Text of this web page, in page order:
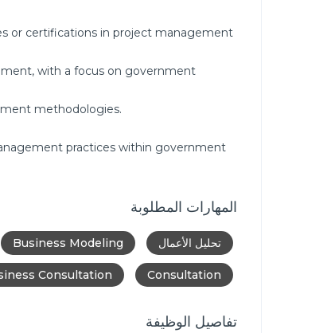
or certifications in project management
with a focus on government
methodologies.
practices within government
المهارات المطلوبة
تحليل الأعمال Business Modeling
Consultation
Consultation
تفاصيل الوظيفة